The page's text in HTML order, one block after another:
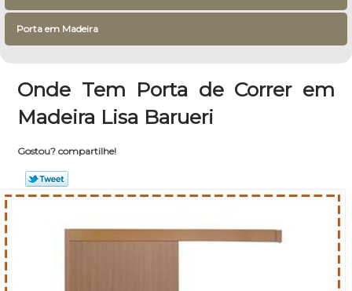
Porta em Madeira
Onde Tem Porta de Correr em
Madeira Lisa Barueri
Gostou? compartilhe!